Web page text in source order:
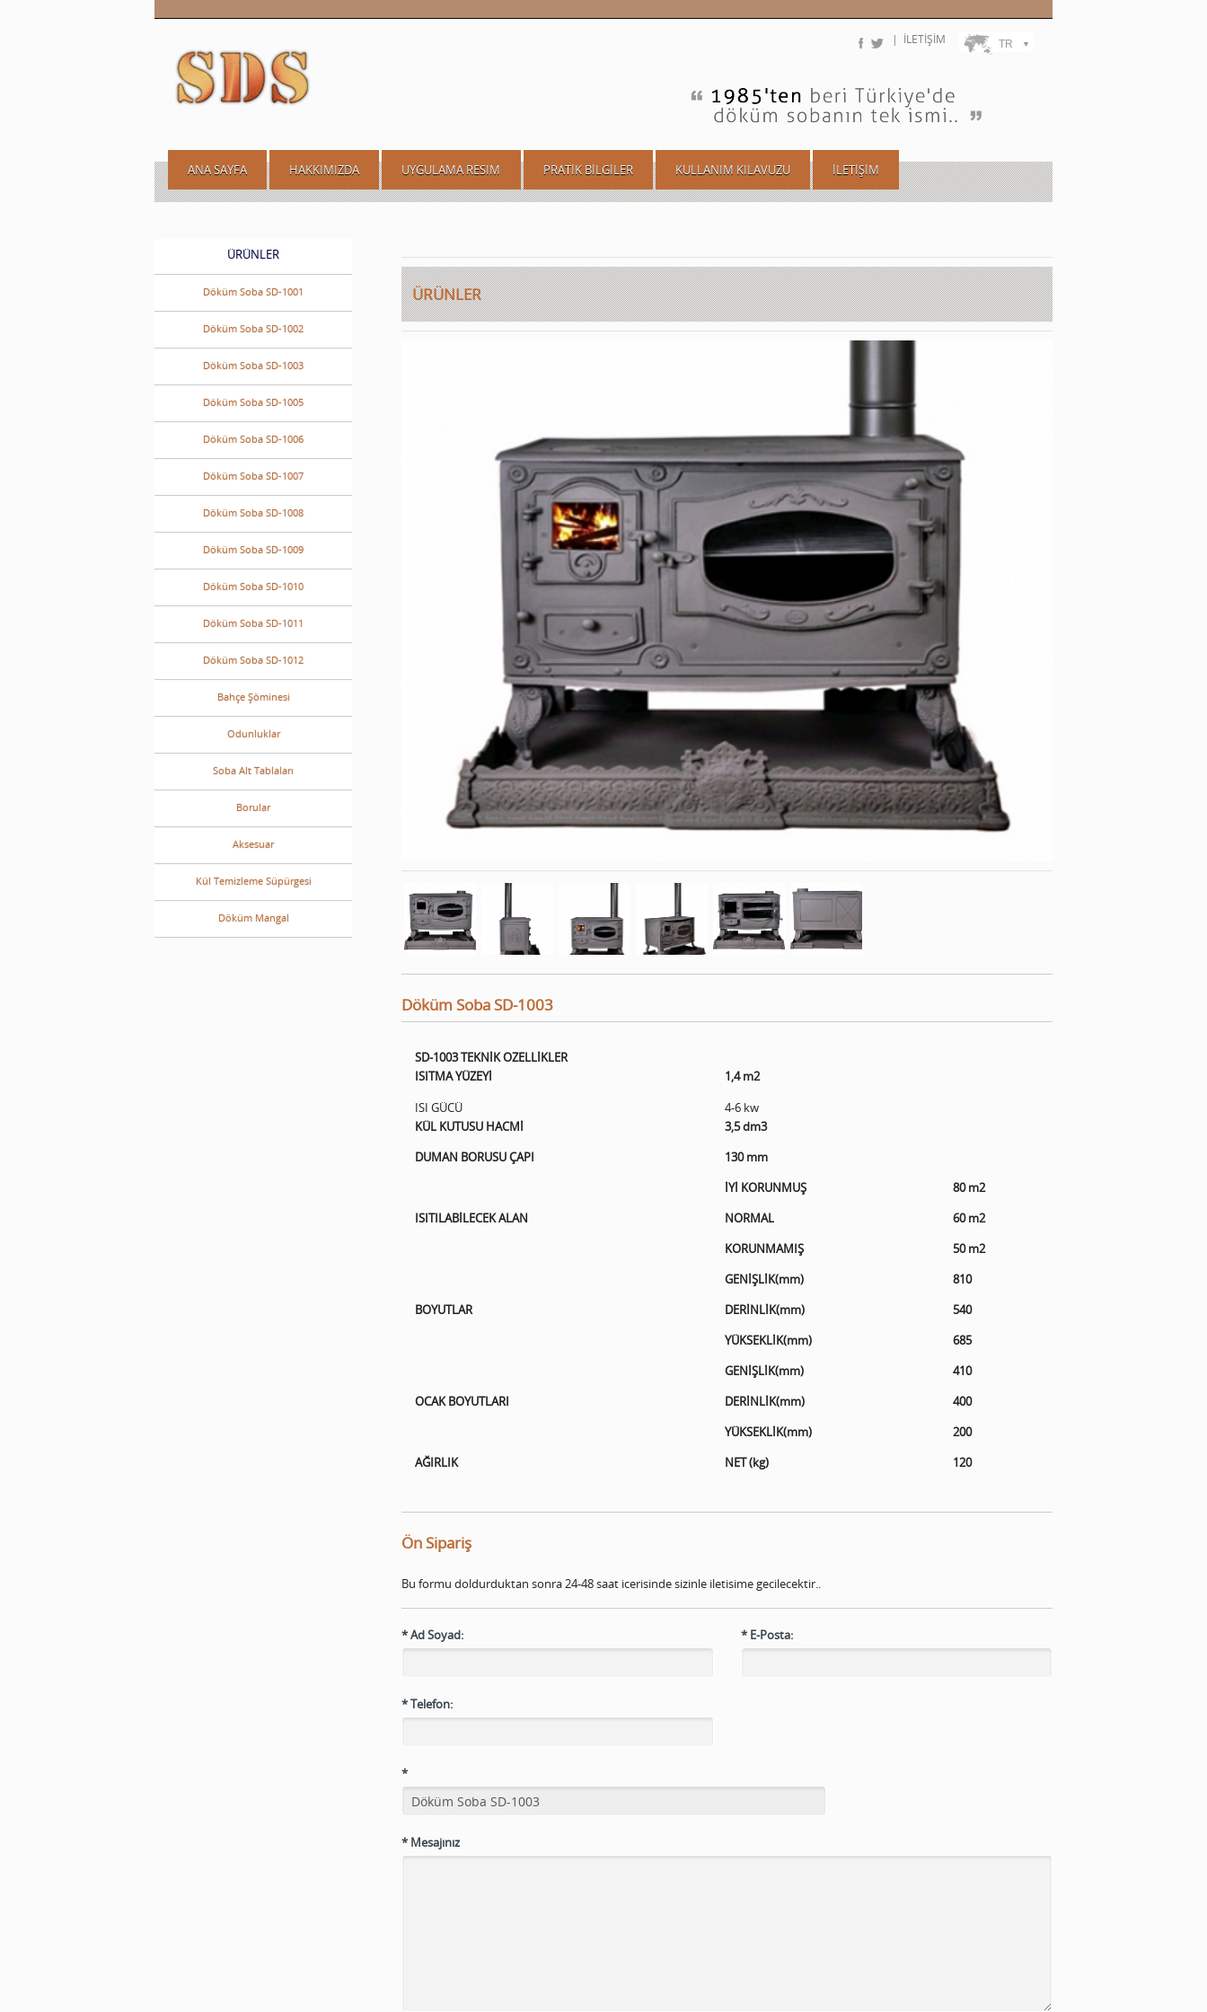
| İLETİŞİM TR ▼
ANA SAYFA HAKKIMIZDA UYGULAMA RESIM PRATİK BİLGİLER KULLANIM KILAVUZU İLETİŞİM
ÜRÜNLER
Döküm Soba SD-1001
Döküm Soba SD-1002
Döküm Soba SD-1003
Döküm Soba SD-1005
Döküm Soba SD-1006
Döküm Soba SD-1007
Döküm Soba SD-1008
Döküm Soba SD-1009
Döküm Soba SD-1010
Döküm Soba SD-1011
Döküm Soba SD-1012
Bahçe Şöminesi
Odunluklar
Soba Alt Tablaları
Borular
Aksesuar
Kül Temizleme Süpürgesi
Döküm Mangal
ÜRÜNLER
Döküm Soba SD-1003
SD-1003 TEKNİK OZELLİKLER
ISITMA YÜZEYİ
1,4 m2
ISI GÜCÜ
4-6 kw
KÜL KUTUSU HACMİ
3,5 dm3
DUMAN BORUSU ÇAPI
130 mm
ISITILABİLECEK ALAN
İYİ KORUNMUŞ
80 m2
NORMAL
60 m2
KORUNMAMIŞ
50 m2
BOYUTLAR
GENİŞLİK(mm)
810
DERİNLİK(mm)
540
YÜKSEKLİK(mm)
685
OCAK BOYUTLARI
GENİŞLİK(mm)
410
DERİNLİK(mm)
400
YÜKSEKLİK(mm)
200
AĞIRLIK
NET (kg) 120
Ön Sipariş
Bu formu doldurduktan sonra 24-48 saat icerisinde sizinle iletisime gecilecektir..
*Ad Soyad: *E-Posta:
*Telefon:
*
* Mesajınız